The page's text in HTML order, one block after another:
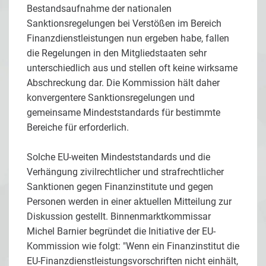
Bestandsaufnahme der nationalen
Sanktionsregelungen bei Verstößen im Bereich
Finanzdienstleistungen nun ergeben habe, fallen
die Regelungen in den Mitgliedstaaten sehr
unterschiedlich aus und stellen oft keine wirksame
Abschreckung dar. Die Kommission hält daher
konvergentere Sanktionsregelungen und
gemeinsame Mindeststandards für bestimmte
Bereiche für erforderlich.
Solche EU-weiten Mindeststandards und die
Verhängung zivilrechtlicher und strafrechtlicher
Sanktionen gegen Finanzinstitute und gegen
Personen werden in einer aktuellen Mitteilung zur
Diskussion gestellt. Binnenmarktkommissar
Michel Barnier begründet die Initiative der EU-
Kommission wie folgt: "Wenn ein Finanzinstitut die
EU-Finanzdienstleistungsvorschriften nicht einhält,